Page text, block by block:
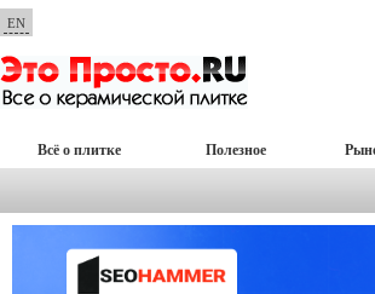
EN
Всё о плитке Полезное